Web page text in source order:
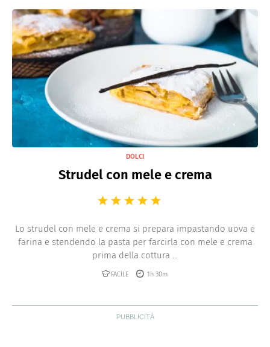
DOLCI
Strudel con mele e crema
Lo strudel con mele e crema si prepara impastando uova e
farina e stendendo la pasta per farcirla con mele e crema
prima della cottura ...
FACILE 1h 30m